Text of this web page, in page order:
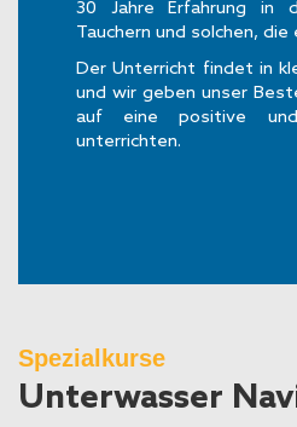
30 Jahre Erfahrung in
Tauchern und solchen,
Der Unterricht findet in
und wir geben unser
auf eine positive
unterrichten.
Spezialkurse
Unterwasser